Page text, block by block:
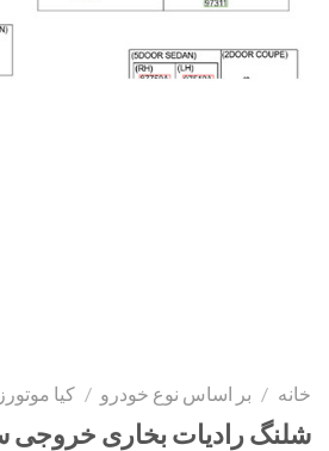
خانه / بر اساس نوع خودرو / کیا موتورز
شلنگ رادیات بخاری خروجی